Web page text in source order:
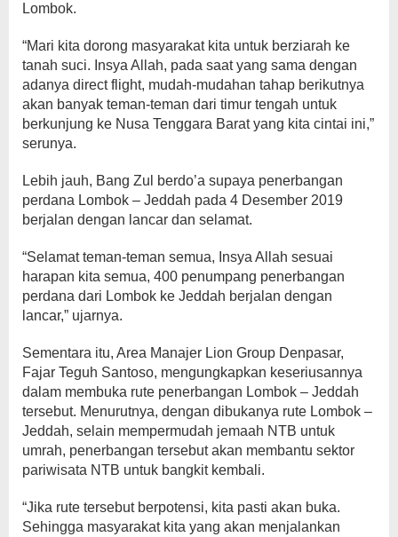
Lombok.
“Mari kita dorong masyarakat kita untuk berziarah ke
tanah suci. Insya Allah, pada saat yang sama dengan
adanya direct flight, mudah-mudahan tahap berikutnya
akan banyak teman-teman dari timur tengah untuk
berkunjung ke Nusa Tenggara Barat yang kita cintai ini,”
serunya.
Lebih jauh, Bang Zul berdo’a supaya penerbangan
perdana Lombok – Jeddah pada 4 Desember 2019
berjalan dengan lancar dan selamat.
“Selamat teman-teman semua, Insya Allah sesuai
harapan kita semua, 400 penumpang penerbangan
perdana dari Lombok ke Jeddah berjalan dengan
lancar,” ujarnya.
Sementara itu, Area Manajer Lion Group Denpasar,
Fajar Teguh Santoso, mengungkapkan keseriusannya
dalam membuka rute penerbangan Lombok – Jeddah
tersebut. Menurutnya, dengan dibukanya rute Lombok –
Jeddah, selain mempermudah jemaah NTB untuk
umrah, penerbangan tersebut akan membantu sektor
pariwisata NTB untuk bangkit kembali.
“Jika rute tersebut berpotensi, kita pasti akan buka.
Sehingga masyarakat kita yang akan menjalankan